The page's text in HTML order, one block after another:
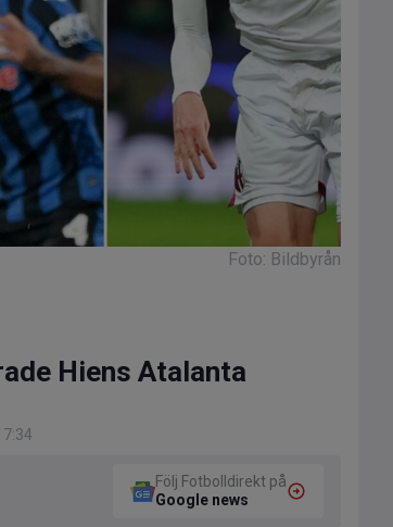
Foto: Bildbyrån
Hiens Atalanta
Följ Fotbolldirekt på
Google news